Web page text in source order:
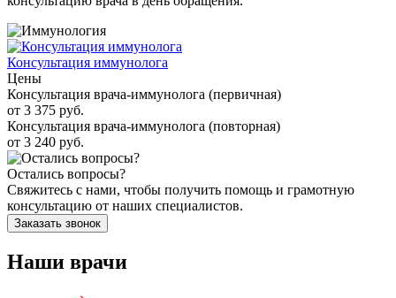
Консультация иммунолога
Цены
Консультация врача-иммунолога (первичная)
от 3 375 руб.
Консультация врача-иммунолога (повторная)
от 3 240 руб.
Остались вопросы?
Свяжитесь с нами, чтобы получить помощь и грамотную
консультацию от наших специалистов.
Заказать звонок
Наши врачи